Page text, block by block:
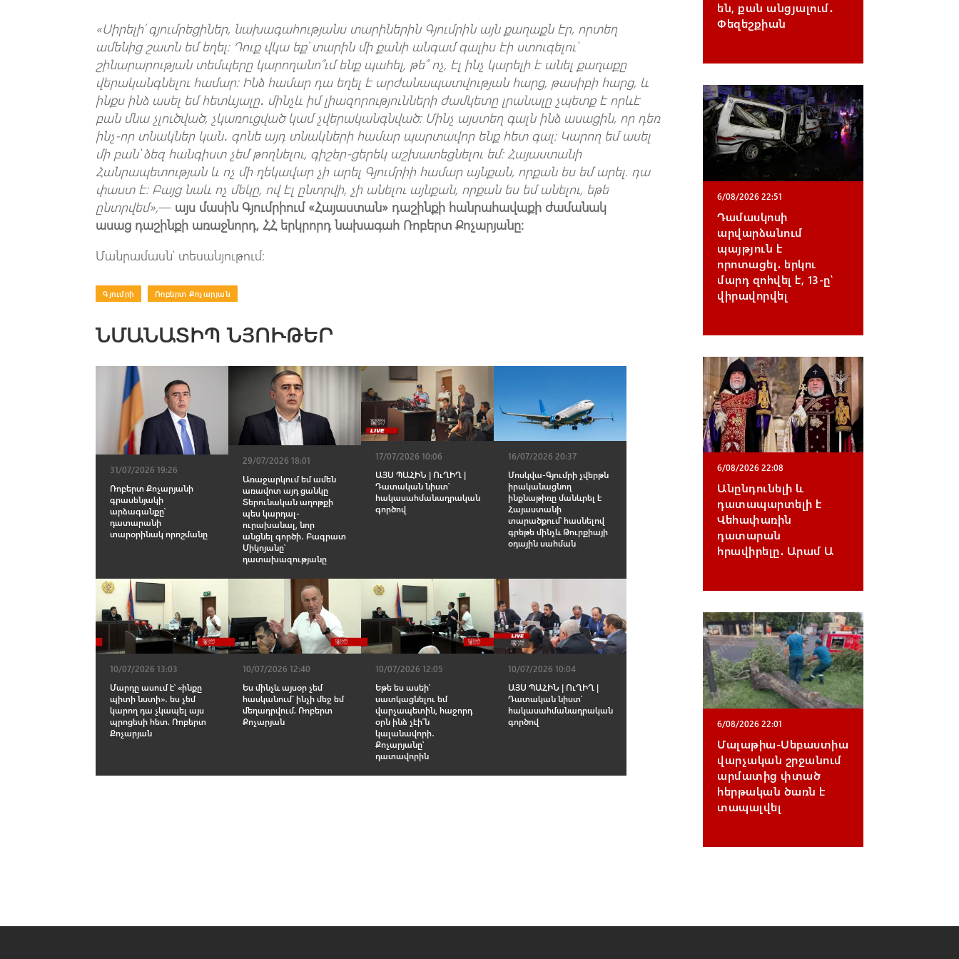
«Սիրելի՛ գյումրեցիներ, նախագահությանս տարիներին Գյումրին այն քաղաքն էր, որտեղ
ամենից շատն եմ եղել: Դուք վկա եք՝ տարին մի քանի անգամ գալիս էի ստուգելու՝
շինարարության տեմպերը կարողանո՞ւմ ենք պահել, թե՞ ոչ, էլ ինչ կարելի է անել քաղաքը
վերականգնելու համար: Ինձ համար դա եղել է արժանապատվության հարց, թասիբի հարց, և
ինքս ինձ ասել եմ հետևյալը․ մինչև իմ լիազորությունների ժամկետը լրանալը չպետք է որևէ
բան մնա չլուծված, չկառուցված կամ չվերականգնված։ Մինչ այստեղ գալն ինձ ասացին, որ դեռ
ինչ-որ տնակներ կան․ գոնե այդ տնակների համար պարտավոր ենք հետ գալ: Կարող եմ ասել
մի բան՝ ձեզ հանգիստ չեմ թողնելու, գիշեր-ցերեկ աշխատեցնելու եմ: Հայաստանի
Հանրապետության և ոչ մի ղեկավար չի արել Գյումրիի համար այնքան, որքան ես եմ արել. դա
փաստ է: Բայց նաև ոչ մեկը, ով էլ ընտրվի, չի անելու այնքան, որքան ես եմ անելու, եթե
ընտրվեմ»,— այս մասին Գյումրիում «Հայաստան» դաշինքի հանրահավաքի ժամանակ
ասաց դաշինքի առաջնորդ, ՀՀ երկրորդ նախագահ Ռոբերտ Քոչարյանը։
Մանրամասն՝ տեսանյութում։
Գյումրի Ռոբերտ Քոչարյան
ՆՄԱՆԱՏԻՊ ՆՅՈՒԹԵՐ
31/07/2026 19:26
Ռոբերտ Քոչարյանի
գրասենյակի
արձագանքը՝
դատարանի
տարօրինակ որոշմանը
29/07/2026 18:01
Առաջարկում եմ ամեն
առավոտ այդ ցանկը
Տերունական աղոթքի
պես կարդալ-
ուրախանալ, նոր
անցնել գործի․ Բագրատ
Միկոյանը՝
դատախազությանը
17/07/2026 10:06
ԱՅՍ ՊԱՀԻՆ | ՈւՂԻՂ |
Դատական նիստ՝
հակասահմանադրական
գործով
16/07/2026 20:37
Մոսկվա-Գյումրի չվերթն
իրականացնող
ինքնաթիռը մանևրել է
Հայաստանի
տարածքում՝ հասնելով
գրեթե մինչև Թուրքիայի
օդային սահման
10/07/2026 13:03
Մարդը ասում է՝ «ինքը
պիտի նստի»․ ես չեմ
կարող դա չկապել այս
պրոցեսի հետ. Ռոբերտ
Քոչարյան
10/07/2026 12:40
Ես մինչև այսօր չեմ
հասկանում` ինչի մեջ եմ
մեղադրվում. Ռոբերտ
Քոչարյան
10/07/2026 12:05
Եթե ես ասեի՝
սատկացնելու եմ
վարչապետին, հաջորդ
օրն ինձ չէի՞ն
կալանավորի․
Քոչարյանը՝
դատավորին
10/07/2026 10:04
ԱՅՍ ՊԱՀԻՆ | ՈւՂԻՂ |
Դատական նիստ՝
հակասահմանադրական
գործով
են, քան անցյալում․
Փեզեշքիան
6/08/2026 22:51
Դամասկոսի
արվարձանում
պայթյուն է
որոտացել․ երկու
մարդ զոհվել է, 13-ը՝
վիրավորվել
6/08/2026 22:08
Անընդունելի և
դատապարտելի է
Վեհափառին
դատարան
հրավիրելը․ Արամ Ա
6/08/2026 22:01
Մալաթիա-Սեբաստիա
վարչական շրջանում
արմատից փտած
հերթական ծառն է
տապալվել